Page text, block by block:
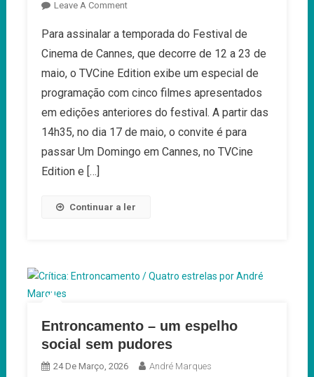
Leave A CommentOn
Domingo
Em
Cannes,
Edition
Para assinalar a temporada do Festival de
Cinema de Cannes, que decorre de 12 a 23 de
maio, o TVCine Edition exibe um especial de
programação com cinco filmes apresentados
em edições anteriores do festival. A partir das
14h35, no dia 17 de maio, o convite é para
passar Um Domingo em Cannes, no TVCine
Edition e […]
Continuar a ler
Entroncamento – um espelho
social sem pudores
24 De Março, 2026
André Marques